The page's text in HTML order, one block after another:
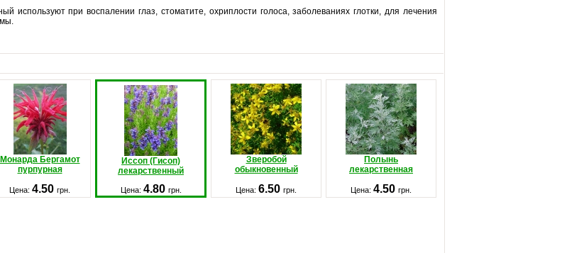
используют при воспалении глаз, стоматите, охриплости голоса, заболеваниях глотки, для лечения
Монарда Бергамот
пурпурная
Иссоп (Гисоп)
лекарственный
Зверобой
обыкновенный
Полынь
лекарственная
Цена: 4.50 грн. Цена: 4.80 грн. Цена: 6.50 грн. Цена: 4.50 грн.